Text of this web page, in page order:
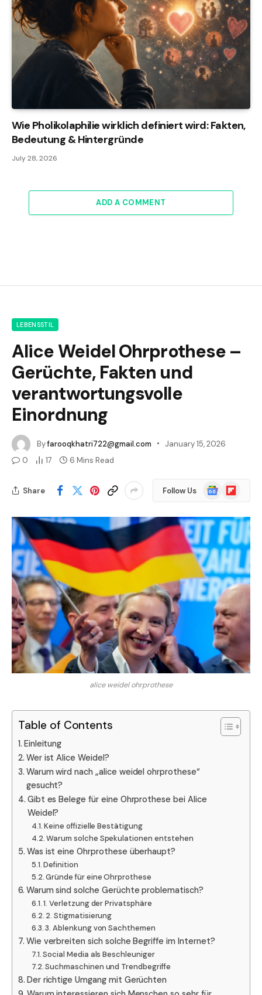
Wie Pholikolaphilie wirklich definiert wird: Fakten,
Bedeutung & Hintergründe
July 28, 2026
ADD A COMMENT
LEBENSSTIL
Alice Weidel Ohrprothese –
Gerüchte, Fakten und
verantwortungsvolle
Einordnung
Byfarooqkhatri722@gmail.com
January 15, 2026
0
17 6 Mins Read
Share Follow Us
Google
News
Flipboard
alice weidel ohrprothese
Table of Contents
Einleitung
Wer ist Alice Weidel?
Warum wird nach „alice weidel ohrprothese“
gesucht?
Gibt es Belege für eine Ohrprothese bei Alice
Weidel?
Keine offizielle Bestätigung
Warum solche Spekulationen entstehen
Was ist eine Ohrprothese überhaupt?
Definition
Gründe für eine Ohrprothese
Warum sind solche Gerüchte problematisch?
1. Verletzung der Privatsphäre
2. Stigmatisierung
3. Ablenkung von Sachthemen
Wie verbreiten sich solche Begriffe im Internet?
Social Media als Beschleuniger
Suchmaschinen und Trendbegriffe
Der richtige Umgang mit Gerüchten